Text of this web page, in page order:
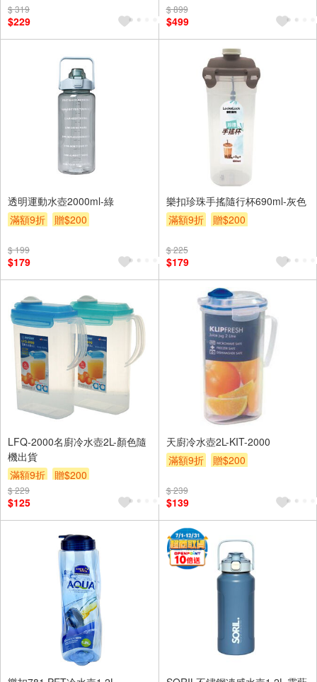
$ 319
$229
$ 899
$499
透明運動水壺2000ml-綠
滿額9折
贈$200
$ 199
$179
樂扣珍珠手搖隨行杯690ml-灰色
滿額9折
贈$200
$ 225
$179
LFQ-2000名廚冷水壺2L-顏色隨
機出貨
滿額9折
贈$200
$ 229
$125
天廚冷水壺2L-KIT-2000
滿額9折
贈$200
$ 239
$139